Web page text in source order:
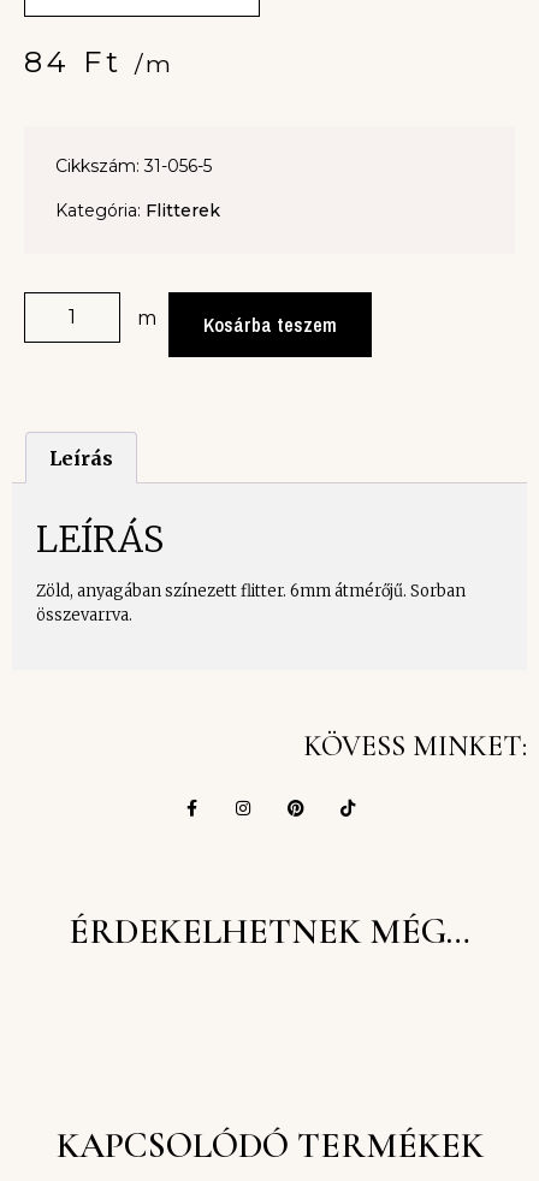
84 Ft /m
Cikkszám: 31-056-5
Kategória: Flitterek
m Kosárba teszem
Leírás
LEÍRÁS
Zöld, anyagában színezett flitter. 6mm átmérőjű. Sorban
összevarrva.
KÖVESS MINKET:
ÉRDEKELHETNEK MÉG…
KAPCSOLÓDÓ TERMÉKEK